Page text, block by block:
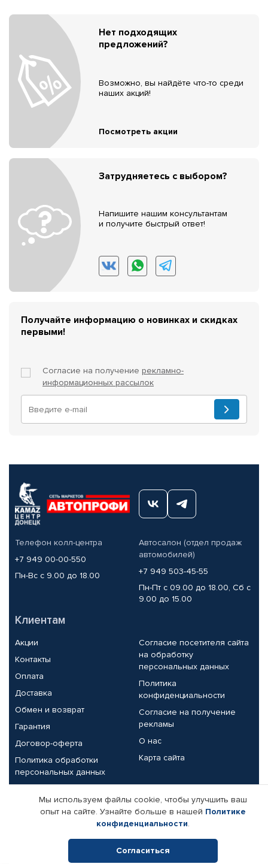
Нет подходящих
предложений?
Возможно, вы найдёте что-то среди
наших акций!
Посмотреть акции
Затрудняетесь с выбором?
Напишите нашим консультантам
и получите быстрый ответ!
Получайте информацию о новинках и скидках
первыми!
Согласие на получение рекламно-
информационных рассылок
Телефон колл-центра
+7 949 00-00-550
Пн-Вс с 9.00 до 18.00
Автосалон (отдел продаж
автомобилей)
+7 949 503-45-55
Пн-Пт с 09.00 до 18.00, Сб с
9.00 до 15.00
Клиентам
Акции
Контакты
Оплата
Доставка
Обмен и возврат
Гарантия
Договор-оферта
Политика обработки
персональных данных
Согласие посетителя сайта
на обработку
персональных данных
Политика
конфиденциальности
Согласие на получение
рекламы
О нас
Карта сайта
Партнерам
Корпоративным клиентам
Поставщикам
Реквизиты компании
Мы используем файлы cookie, чтобы улучшить ваш
опыт на сайте. Узнайте больше в нашей Политике
конфиденциальности.
Согласиться